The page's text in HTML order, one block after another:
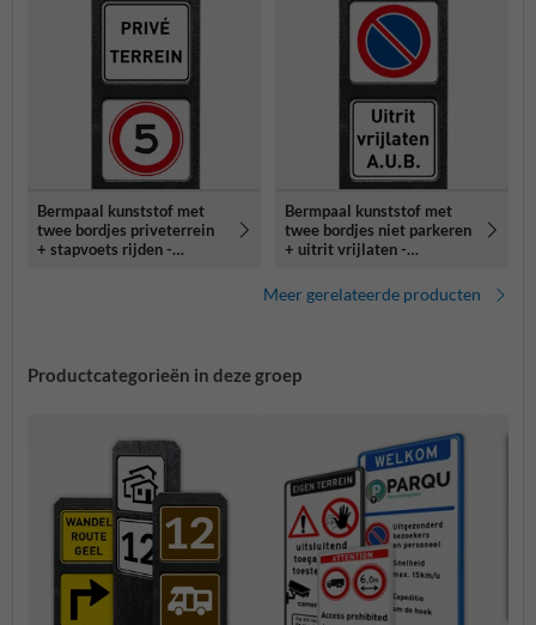
Bermpaal kunststof met
twee bordjes priveterrein
+ stapvoets rijden -
Bermpaal kunststof met
twee bordjes niet parkeren
+ uitrit vrijlaten -
Meer gerelateerde producten
Productcategorieën in deze groep